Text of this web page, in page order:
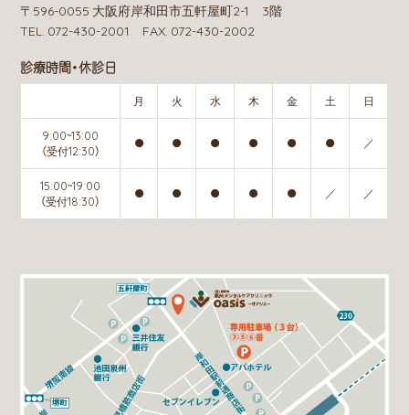
〒596-0055 大阪府岸和田市五軒屋町2-1 3階
TEL. 072-430-2001 FAX. 072-430-2002
診療時間・休診日
月 火 水 木 金 土 日
9:00~13:00
（受付12:30）
● ● ● ● ● ● ／
15:00~19:00
（受付18:30）
● ● ● ● ● ／ ／